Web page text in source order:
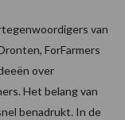
van
ForFarmers
over
Het belang van
benadrukt. In de